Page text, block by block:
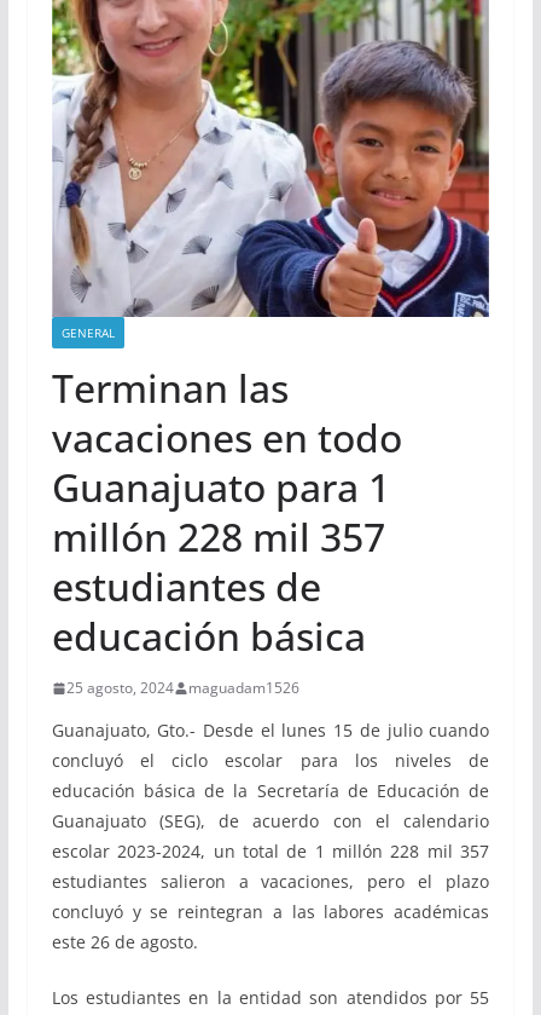
ciencia espacial.
GENERAL
Terminan las
vacaciones en todo
Guanajuato para 1
millón 228 mil 357
estudiantes de
educación básica
25 agosto, 2024 maguadam1526
Guanajuato, Gto.- Desde el lunes 15 de julio cuando
concluyó el ciclo escolar para los niveles de
educación básica de la Secretaría de Educación de
Guanajuato (SEG), de acuerdo con el calendario
escolar 2023-2024, un total de 1 millón 228 mil 357
estudiantes salieron a vacaciones, pero el plazo
concluyó y se reintegran a las labores académicas
este 26 de agosto.
Los estudiantes en la entidad son atendidos por 55